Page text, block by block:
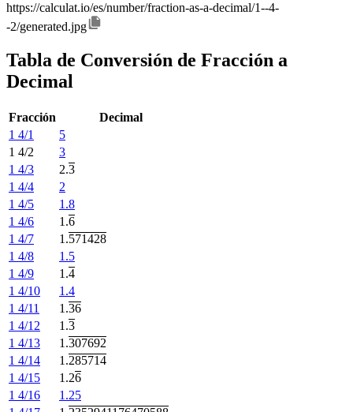
https://calculat.io/es/number/fraction-as-a-decimal/1--4-
-2/generated.jpg
Tabla de Conversión de Fracción a
Decimal
Fracción
Decimal
1 4/1
5
1 4/2
3
1 4/3
2.3
1 4/4
2
1 4/5
1.8
1 4/6
1.6
1 4/7
1.571428
1 4/8
1.5
1 4/9
1.4
1 4/10
1.4
1 4/11
1.36
1 4/12
1.3
1 4/13
1.307692
1 4/14
1.285714
1 4/15
1.26
1 4/16
1.25